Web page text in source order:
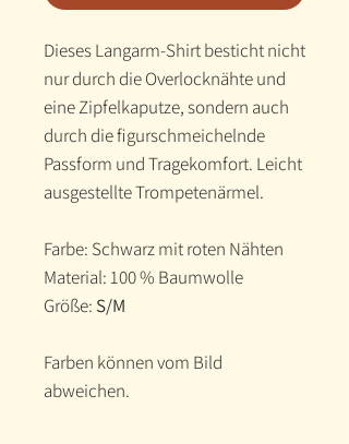
Dieses Langarm-Shirt besticht nicht
nur durch die Overlocknähte und
eine Zipfelkaputze, sondern auch
durch die figurschmeichelnde
Passform und Tragekomfort. Leicht
ausgestellte Trompetenärmel.
Farbe: Schwarz mit roten Nähten
Material: 100 % Baumwolle
Größe: S/M
Farben können vom Bild
abweichen.